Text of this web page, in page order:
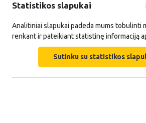
Statistikos slapukai
Analitiniai slapukai padeda mums tobulinti
renkant ir pateikiant statistinę informaciją
Sutinku su statistikos
2025 03 18